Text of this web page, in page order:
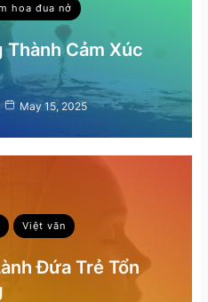
hoa đua nở
Thành Cảm Xúc
May 15, 2025
Việt văn
Đứa Trẻ Tổn